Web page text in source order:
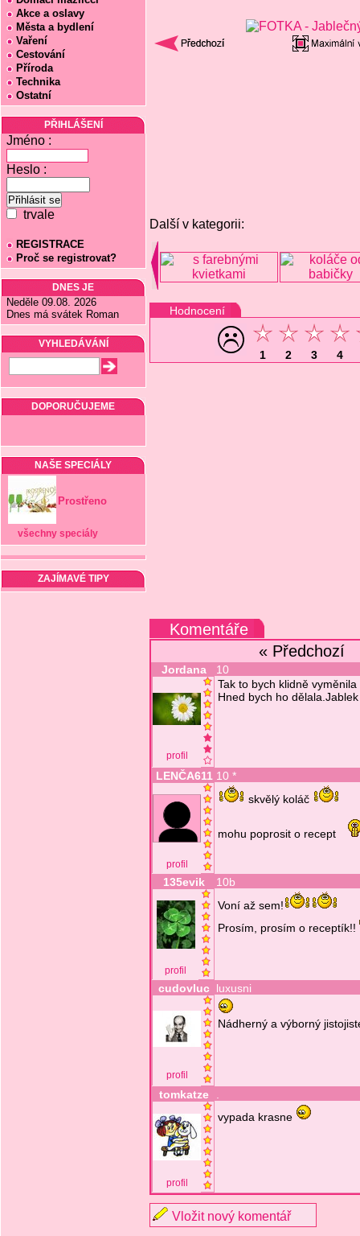
Akce a oslavy
Města a bydlení
Vaření
Cestování
Příroda
Technika
Ostatní
PŘIHLÁŠENÍ
Jméno :
Heslo :
trvale
REGISTRACE
Proč se registrovat?
DNES JE
Neděle 09.08. 2026
Dnes má svátek Roman
VYHLEDÁVÁNÍ
DOPORUČUJEME
NAŠE SPECIÁLY
Prostřeno
všechny speciály
ZAJÍMAVÉ TIPY
Další v kategorii:
Hodnocení
1 2 3 4
Komentáře
« Předchozí
Jordana 10
profil
Tak to bych klidně
Hned bych ho
LENČA611 10 *
profil
skvělý koláč
mohu poprosit o recept
135evik 10b
profil
Voní až sem!
Prosím, prosím o receptík!!
cudovluc luxusni
profil
Nádherný a výborný
tomkatze
profil
vypada krasne
Vložit nový komentář